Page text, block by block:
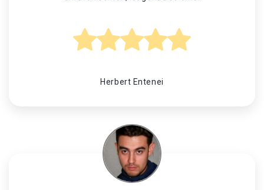
Herbert Entenei